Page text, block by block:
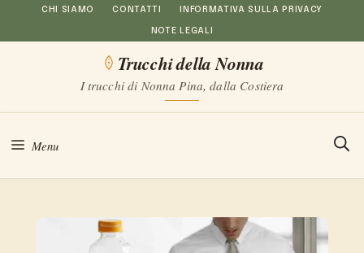
al
CHI SIAMO CONTATTI INFORMATIVA SULLA PRIVACY
NOTE LEGALI
Trucchi della Nonna
I trucchi di Nonna Pina, dalla Costiera
Menu